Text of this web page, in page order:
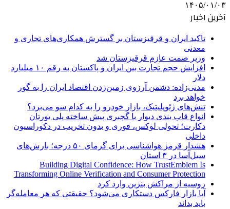
۱۴۰۵/۰۱/۰۳
آخرین اخبار
تاکید ایران و قرقیزستان بر گسترش همکاری‌های تجاری و
معدنی
وزیر صمت عازم قرقیزستان شد
افزایش حجم تجارت بین ایران و پاکستان به رقم ۱۰ میلیارد
دلار
مدنی‌زاده: دشمن آرزوی زمین‌زدن اقتصاد ایران را به گور
خواهد برد
تنش‌های ژئوپلیتیک، بازار خودرو را به کدام سو می‌برد؟
انواع قاب بندی دیوار با گچبری پیش ساخته پلی یورتان
دکارت؛ تحولی لوکس، فوری و بدون تخریب در دکوراسیون
داخلی
هشدار قرمز هواشناسی برای گرمای ۵۰ درجه؛ بارش‌های
سیل‌آسا در ۳ استان
Building Digital Confidence: How TrustEmblem Is
Transforming Online Verification and Consumer Protection
روسیه از مراکش بنزین وارد کرد
آیا بازار فارکس دستکاری می‌شود؟ حقیقتی که هر معامله‌گر
باید بداند